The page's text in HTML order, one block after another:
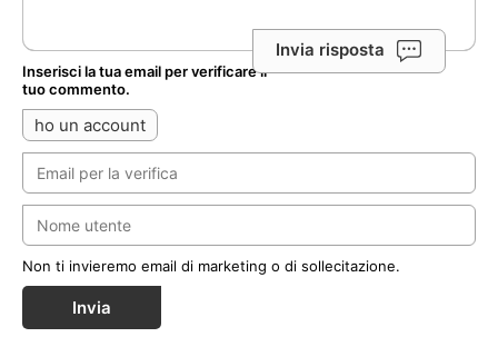
Invia risposta
Inserisci la tua email per verificare il
tuo commento.
ho un account
Non ti invieremo email di marketing o di sollecitazione.
Invia